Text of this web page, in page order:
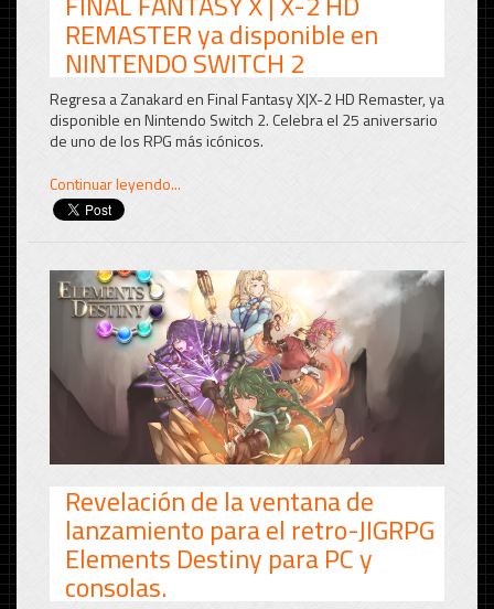
REMASTER ya disponible en
NINTENDO SWITCH 2
Regresa a Zanakard en Final Fantasy X|X-2 HD Remaster, ya
disponible en Nintendo Switch 2. Celebra el 25 aniversario
de uno de los RPG más icónicos.
Continuar leyendo...
Revelación de la ventana de
lanzamiento para el retro-JIGRPG
Elements Destiny para PC y
consolas.